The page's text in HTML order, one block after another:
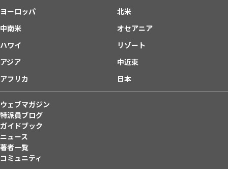
ヨーロッパ
北米
中南米
オセアニア
ハワイ
リゾート
アジア
中近東
アフリカ
日本
ウェブマガジン
特派員ブログ
ガイドブック
ニュース
著者一覧
コミュニティ